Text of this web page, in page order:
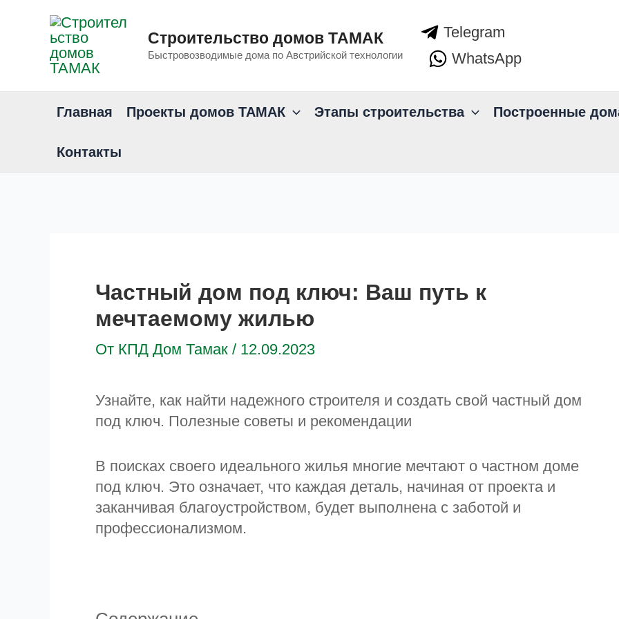
содержимому
Строительство домов ТАМАК
Быстровозводимые дома по Австрийской технологии
Telegram
WhatsApp
Главная Проекты домов ТАМАК Этапы строительства Построенные
Контакты
Частный дом под ключ: Ваш путь к
мечтаемому жилью
От КПД Дом Тамак / 12.09.2023
Узнайте, как найти надежного строителя и создать свой частный дом
под ключ. Полезные советы и рекомендации
В поисках своего идеального жилья многие мечтают о частном доме
под ключ. Это означает, что каждая деталь, начиная от проекта и
заканчивая благоустройством, будет выполнена с заботой и
профессионализмом.